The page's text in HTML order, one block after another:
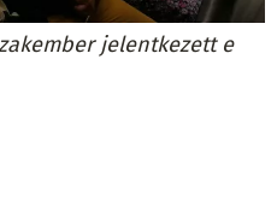
jelentkezett e